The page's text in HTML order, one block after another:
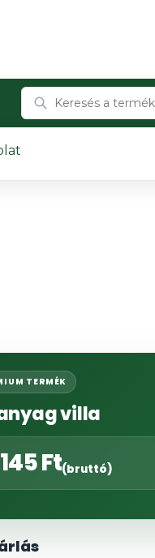
TERMÉK
villa
Ft(bruttó)